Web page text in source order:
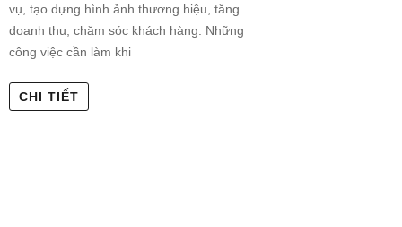
vụ, tạo dựng hình ảnh thương hiệu, tăng
doanh thu, chăm sóc khách hàng. Những
công việc cần làm khi
CHI TIẾT